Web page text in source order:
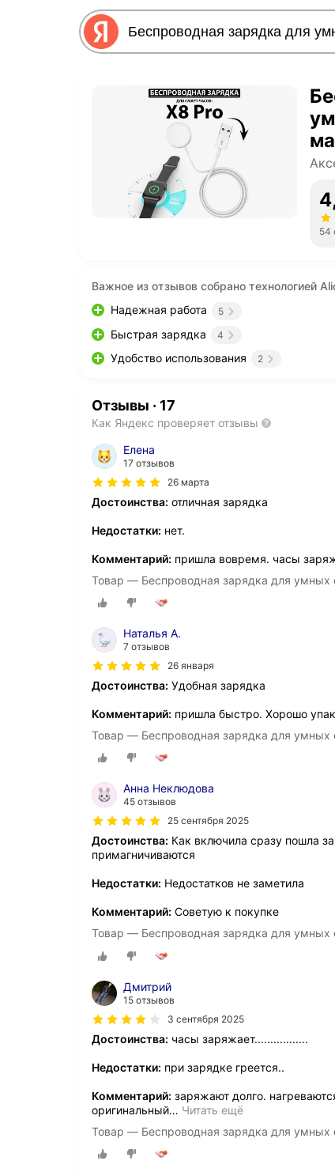
54
Важное из отзывов собрано технологией
Надежная работа
5
Быстрая зарядка 4
Удобство использования 2
Отзывы · 17
Как Яндекс проверяет отзывы
Елена
17 отзывов
26 марта
Достоинства: отличная зарядка
Недостатки: нет.
Комментарий: пришла вовремя. часы
Товар — Беспроводная зарядка для умных
Наталья А.
7 отзывов
26 января
Достоинства: Удобная зарядка
Комментарий: пришла быстро. Хорошо
Товар — Беспроводная зарядка для умных
Анна Неклюдова
45 отзывов
25 сентября 2025
Достоинства: Как включила сразу пошла
примагничиваются
Недостатки: Недостатков не заметила
Комментарий: Советую к покупке
Товар — Беспроводная зарядка для умных
Дмитрий
15 отзывов
3 сентября 2025
Достоинства: часы заряжает.................
Недостатки: при зарядке греется..
Комментарий: заряжают долго.
оригинальный… Читать ещё
Товар — Беспроводная зарядка для умных